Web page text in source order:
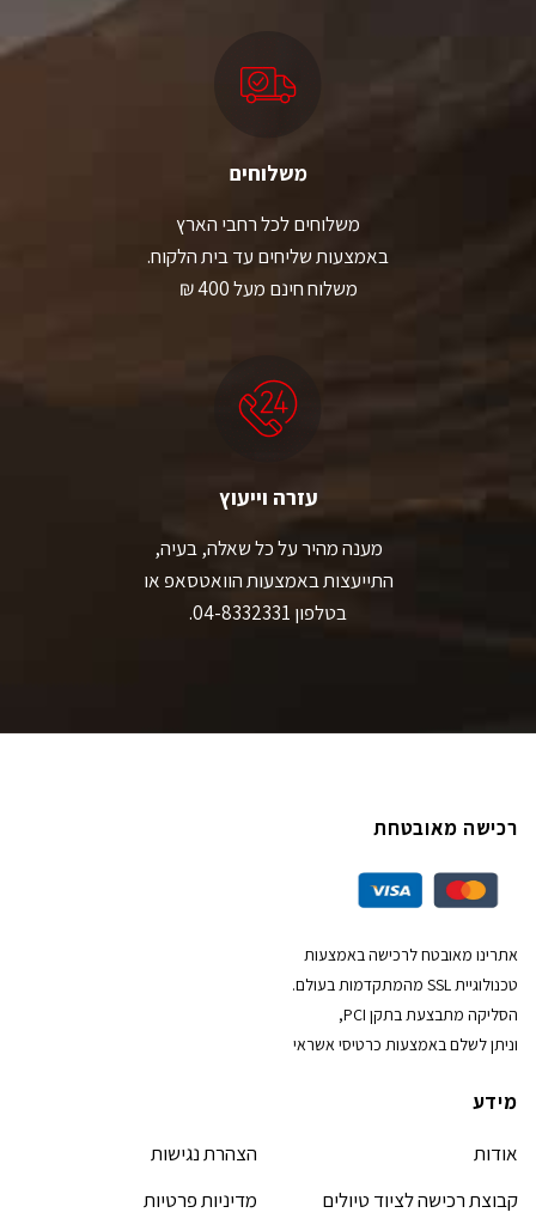
משלוחים
משלוחים לכל רחבי הארץ
באמצעות שליחים עד בית הלקוח.
משלוח חינם מעל 400 ₪
עזרה וייעוץ
מענה מהיר על כל שאלה, בעיה,
התייעצות באמצעות הוואטסאפ או
בטלפון 04-8332331.
רכישה מאובטחת
אתרינו מאובטח לרכישה באמצעות
טכנולוגיית SSL מהמתקדמות בעולם.
הסליקה מתבצעת בתקן PCI,
וניתן לשלם באמצעות כרטיסי אשראי
מידע
אודות
קבוצת רכישה לציוד טיולים
הצהרת נגישות
מדיניות פרטיות